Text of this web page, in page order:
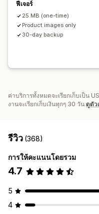
ฟีเจอร์
25 MB (one-time)
Product images only
30-day backup
ค่าบริการทั้งหมดจะเรียกเก็บเป็น
งานจะเรียกเก็บเงินทุกๆ 30 วัน ดูตัว
รีวิว (368)
การให้คะแนนโดยรวม
4.7
5
4